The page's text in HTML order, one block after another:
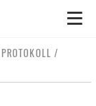
Toggle
/